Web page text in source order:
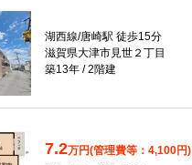
湖西線/唐崎駅 徒歩15分
滋賀県大津市見世２丁目
築13年
2階建
7.2万円(管理費等：4,100円)